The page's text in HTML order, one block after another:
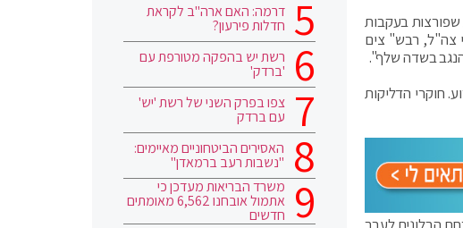
שפורצות בעקבות
צה"ל, רבש" צים
חוקרי הדליקות
דרמה: האם ארה"ב לקראת
חדלות פירעון?
רשת יש בהפקה מטורפת עם
'ברדק'
צפו בפרק השני של רשת 'יש'
עם ברדק
האסירים הביטחוניים מאיימים:
"נשבות רעב ברמאדן"
משרד הבריאות מעדכן כי
אתמול אובחנו 6,562 מאומתים
חדשים